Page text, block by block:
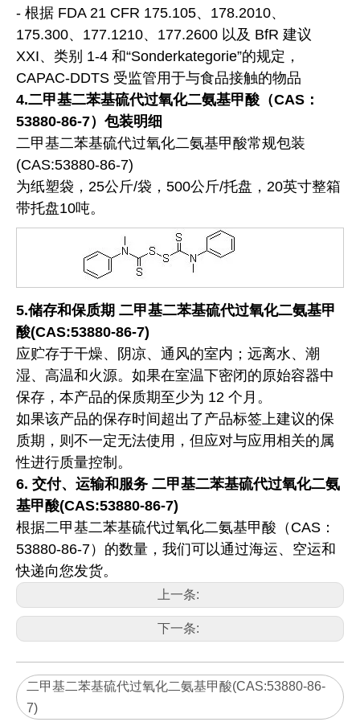
- 根据 FDA 21 CFR 175.105、178.2010、
175.300、177.1210、177.2600 以及 BfR 建议
XXI、类别 1-4 和“Sonderkategorie”的规定，
CAPAC-DDTS 受监管用于与食品接触的物品
4.二甲基二苯基硫代过氧化二氨基甲酸（CAS：
53880-86-7）包装明细
二甲基二苯基硫代过氧化二氨基甲酸常规包装
(CAS:53880-86-7)
为纸塑袋，25公斤/袋，500公斤/托盘，20英寸整箱
带托盘10吨。
5.储存和保质期 二甲基二苯基硫代过氧化二氨基甲
酸(CAS:53880-86-7)
应贮存于干燥、阴凉、通风的室内；远离水、潮
湿、高温和火源。如果在室温下密闭的原始容器中
保存，本产品的保质期至少为 12 个月。
如果该产品的保存时间超出了产品标签上建议的保
质期，则不一定无法使用，但应对与应用相关的属
性进行质量控制。
6. 交付、运输和服务 二甲基二苯基硫代过氧化二氨
基甲酸(CAS:53880-86-7)
根据二甲基二苯基硫代过氧化二氨基甲酸（CAS：
53880-86-7）的数量，我们可以通过海运、空运和
快递向您发货。
上一条:
下一条:
二甲基二苯基硫代过氧化二氨基甲酸(CAS:53880-86-
7)